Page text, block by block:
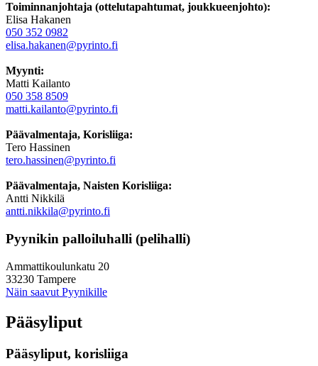
Toiminnanjohtaja (ottelutapahtumat, joukkueenjohto):
Elisa Hakanen
050 352 0982
elisa.hakanen@pyrinto.fi
Myynti:
Matti Kailanto
050 358 8509
matti.kailanto@pyrinto.fi
Päävalmentaja, Korisliiga:
Tero Hassinen
tero.hassinen@pyrinto.fi
Päävalmentaja, Naisten Korisliiga:
Antti Nikkilä
antti.nikkila@pyrinto.fi
Pyynikin palloiluhalli (pelihalli)
Ammattikoulunkatu 20
33230 Tampere
Näin saavut Pyynikille
Pääsyliput
Pääsyliput, korisliiga